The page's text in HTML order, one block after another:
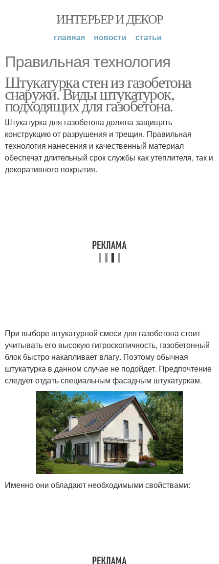
ИНТЕРЬЕР И ДЕКОР
главная новости статьи
Правильная технология
Штукатурка стен из газобетона
снаружи. Виды штукатурок,
подходящих для газобетона.
Штукатурка для газобетона должна защищать
конструкцию от разрушения и трещин. Правильная
технология нанесения и качественный материал
обеспечат длительный срок службы как утеплителя, так и
декоративного покрытия.
При выборе штукатурной смеси для газобетона стоит
учитывать его высокую гигроскопичность, газобетонный
блок быстро накапливает влагу. Поэтому обычная
штукатурка в данном случае не подойдет. Предпочтение
следует отдать специальным фасадным штукатуркам.
Именно они обладают необходимыми свойствами: